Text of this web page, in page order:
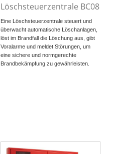
Löschsteuerzentrale BC08
Eine Löschsteuerzentrale steuert und
überwacht automatische Löschanlagen,
löst im Brandfall die Löschung aus, gibt
Voralarme und meldet Störungen, um
eine sichere und normgerechte
Brandbekämpfung zu gewährleisten.